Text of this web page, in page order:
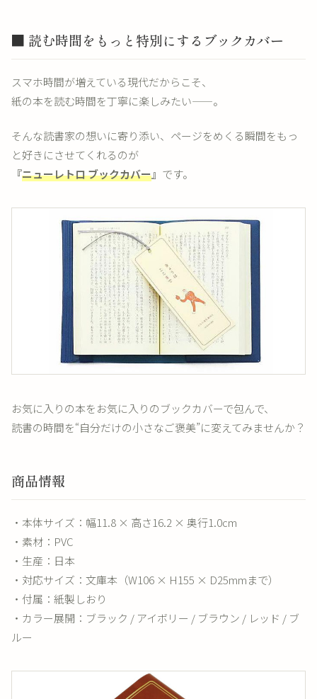
■ 読む時間をもっと特別にするブックカバー
スマホ時間が増えている現代だからこそ、
紙の本を読む時間を丁寧に楽しみたい——。
そんな読書家の想いに寄り添い、ページをめくる瞬間をもっ
と好きにさせてくれるのが
『ニューレトロ ブックカバー』 です。
お気に入りの本をお気に入りのブックカバーで包んで、
読書の時間を“自分だけの小さなご褒美”に変えてみませんか？
商品情報
・本体サイズ：幅11.8 × 高さ16.2 × 奥行1.0cm
・素材：PVC
・生産：日本
・対応サイズ：文庫本（W106 × H155 × D25mmまで）
・付属：紙製しおり
・カラー展開：ブラック / アイボリー / ブラウン / レッド / ブ
ルー